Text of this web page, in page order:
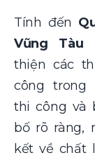
Tính đến
Vũng Tàu
thiện các
công trong
thi công và
bố rõ ràng,
kết về chất